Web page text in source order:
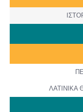
ΛΑΤΙΝΙΚΑ